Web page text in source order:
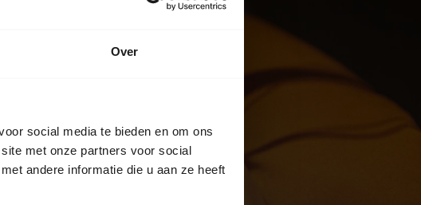
Over
social media te bieden en om ons
met onze partners voor social
andere informatie die u aan ze heeft